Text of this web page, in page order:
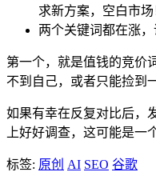
求新方案，空白市场
两个关键词都在涨，
第一个，就是值钱的竞价
不到自己，或者只能捡到
如果有幸在反复对比后，
上好好调查，这可能是一
标签: 原创 AI SEO 谷歌